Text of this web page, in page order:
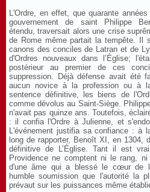
L'Ordre, en effet, que quarante
gouvernement de saint Philippe
étendu, traversait alors une crise
de Rome même partait la tempête. Il
canons des conciles de Latran et de
d'Ordres nouveaux dans l’Église;
postérieur au premier de ces
suppression. Déjà défense avait été
aucun novice à la profession ou à
sentence définitive, les biens de
comme dévolus au Saint-Siège.
n'avait pas quinze ans. Toutefois,
: il confia l'Ordre à Julienne, et
L'événement justifia sa confiance : à
long de rapporter, Benoît XI, en 1304,
définitive de L’Église. Tant il est
Providence ne comptent ni le rang,
d'une âme qui a blessé le cœur de
humble soumission que l'autorité la
prévaut sur les puissances même